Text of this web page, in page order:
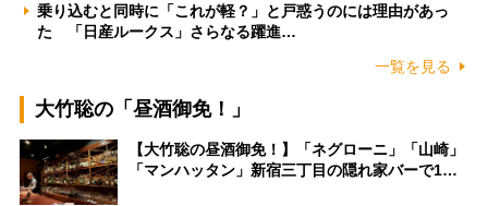
乗り込むと同時に「これが軽？」と戸惑うのには理由があっ
た 「日産ルークス」さらなる躍進…
一覧を見る
大竹聡の「昼酒御免！」
【大竹聡の昼酒御免！】「ネグローニ」「山崎」
「マンハッタン」新宿三丁目の隠れ家バーで1…